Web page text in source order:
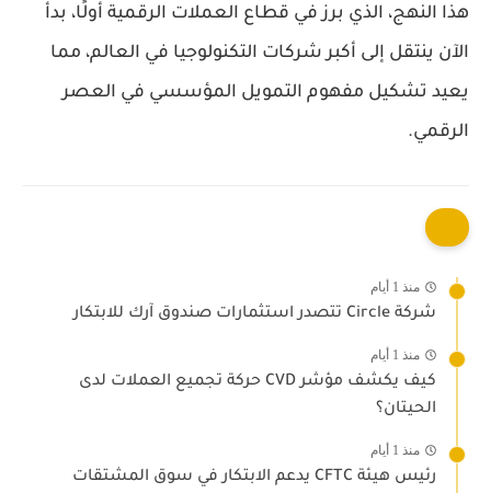
هذا النهج، الذي برز في قطاع العملات الرقمية أولًا، بدأ
الآن ينتقل إلى أكبر شركات التكنولوجيا في العالم، مما
يعيد تشكيل مفهوم التمويل المؤسسي في العصر
الرقمي.
منذ 1 أيام
شركة Circle تتصدر استثمارات صندوق آرك للابتكار
منذ 1 أيام
كيف يكشف مؤشر CVD حركة تجميع العملات لدى
الحيتان؟
منذ 1 أيام
رئيس هيئة CFTC يدعم الابتكار في سوق المشتقات